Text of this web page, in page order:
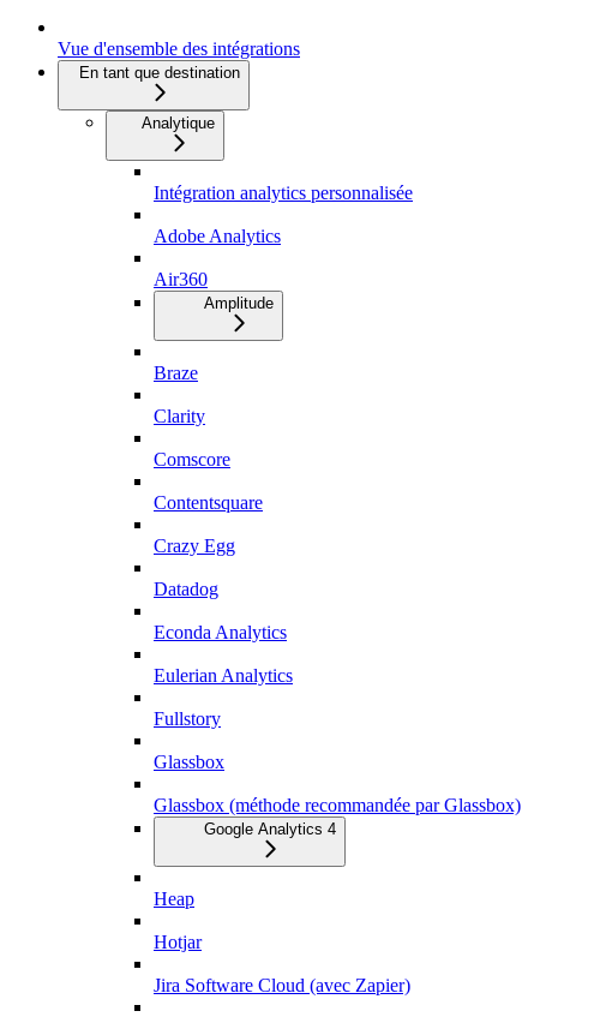
Vue d'ensemble des intégrations
En tant que destination
Analytique
Intégration analytics personnalisée
Adobe Analytics
Air360
Amplitude
Braze
Clarity
Comscore
Contentsquare
Crazy Egg
Datadog
Econda Analytics
Eulerian Analytics
Fullstory
Glassbox
Glassbox (méthode recommandée par Glassbox)
Google Analytics 4
Heap
Hotjar
Jira Software Cloud (avec Zapier)